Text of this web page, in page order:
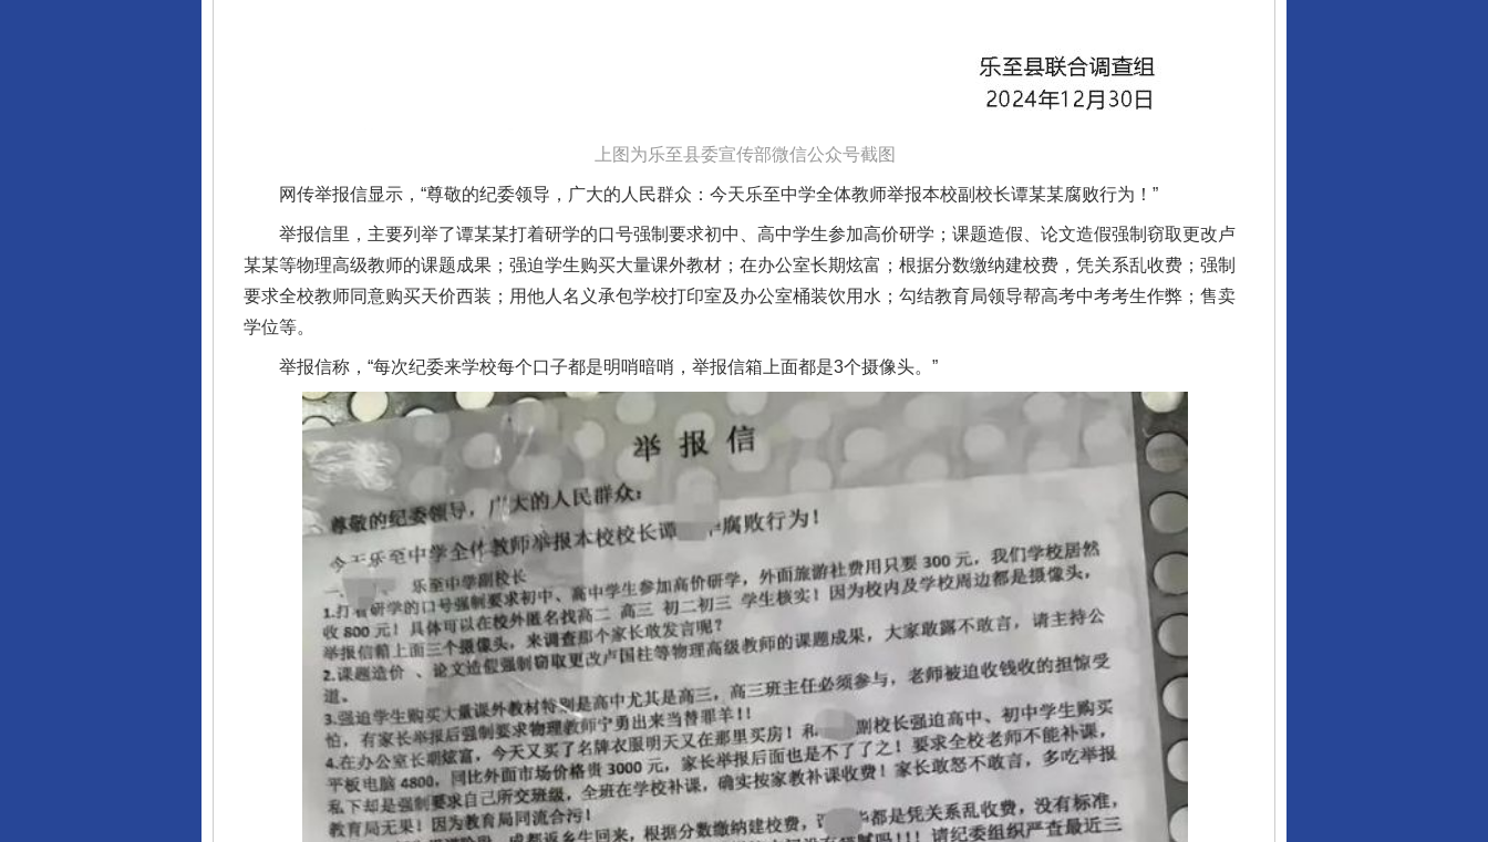
上图为乐至县委宣传部微信公众号截图
网传举报信显示，“尊敬的纪委领导，广大的人民群众：今天乐至中学全体教师举报本校副校长谭某某腐败行为！”
举报信里，主要列举了谭某某打着研学的口号强制要求初中、高中学生参加高价研学；课题造假、论文造假强制窃取更改卢
某某等物理高级教师的课题成果；强迫学生购买大量课外教材；在办公室长期炫富；根据分数缴纳建校费，凭关系乱收费；强制
要求全校教师同意购买天价西装；用他人名义承包学校打印室及办公室桶装饮用水；勾结教育局领导帮高考中考考生作弊；售卖
学位等。
举报信称，“每次纪委来学校每个口子都是明哨暗哨，举报信箱上面都是3个摄像头。”